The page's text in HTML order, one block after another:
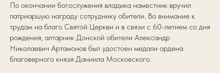
По окончании богослужения владыка наместник вручил
патриаршую награду сотруднику обители. Во внимание к
трудам на благо Святой Церкви и в связи с 60-летием со дня
рождения, алтарник Донской обители Александр
Николаевич Артамонов был удостоен медали ордена
благоверного князя Даниила Московского.